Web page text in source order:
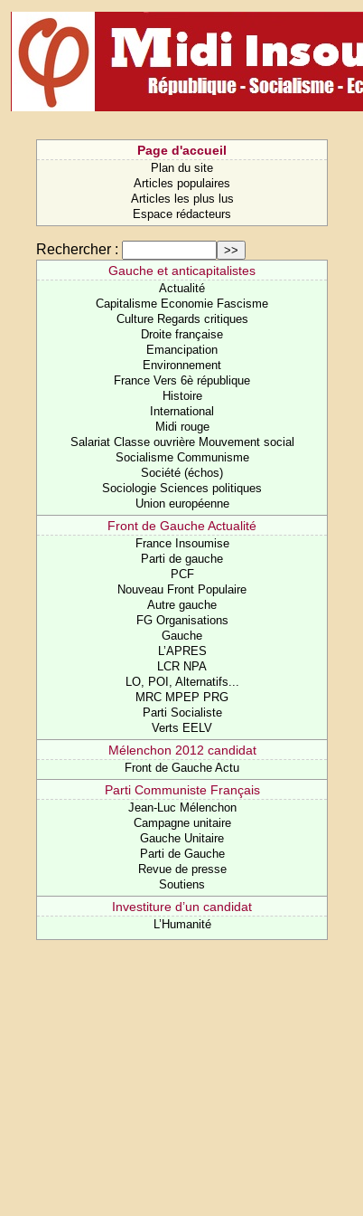
Page d'accueil
Plan du site
Articles populaires
Articles les plus lus
Espace rédacteurs
Rechercher :
Gauche et anticapitalistes
Actualité
Capitalisme Economie Fascisme
Culture Regards critiques
Droite française
Emancipation
Environnement
France Vers 6è république
Histoire
International
Midi rouge
Salariat Classe ouvrière Mouvement social
Socialisme Communisme
Société (échos)
Sociologie Sciences politiques
Union européenne
Front de Gauche Actualité
France Insoumise
Parti de gauche
PCF
Nouveau Front Populaire
Autre gauche
FG Organisations
Gauche
L’APRES
LCR NPA
LO, POI, Alternatifs...
MRC MPEP PRG
Parti Socialiste
Verts EELV
Mélenchon 2012 candidat
Front de Gauche Actu
Parti Communiste Français
Jean-Luc Mélenchon
Campagne unitaire
Gauche Unitaire
Parti de Gauche
Revue de presse
Soutiens
Investiture d’un candidat
L’Humanité